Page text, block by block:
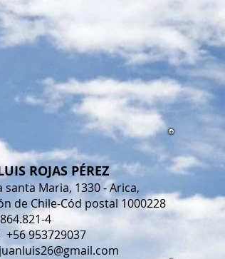
ROJAS PÉREZ
santa Maria, 1330 - Arica,
de Chile-Cód postal 1000228
4
+56 953729037
juanluis26@gmail.com